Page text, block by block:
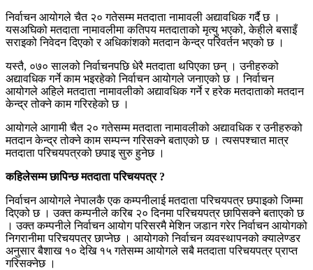
निर्वाचन आयोगले चैत २० गतेसम्म मतदाता नामावली अद्यावधिक गर्दै छ ।
यसअघिको मतदाता नामावलीमा कतिपय मतदाताको मृत्यु भएको, केहीले बसाइँ
सराइको निवेदन दिएको र अधिकांशको मतदान केन्द्र परिवर्तन भएको छ ।
यस्तै, ०७० सालको निर्वाचनपछि धेरै मतदाता थपिएका छन् । उनीहरुको
अद्यावधिक गर्ने काम भइरहेको निर्वाचन आयोगले जनाएको छ । निर्वाचन
आयोगले अहिले मतदाता नामावलीको अद्यावधिक गर्ने र हरेक मतदाताको मतदान
केन्द्र तोक्ने काम गरिरहेको छ ।
आयोगले आगामी चैत २० गतेसम्म मतदाता नामावलीको अद्यावधिक र उनीहरुको
मतदान केन्द्र तोक्ने काम सम्पन्न गरिसक्ने बताएको छ । त्यसपश्चात मात्र
मतदाता परिचयपत्रको छपाइ सुरु हुनेछ ।
कहिलेसम्म छापिन्छ मतदाता परिचयपत्र ?
निर्वाचन आयोगले नेपालकै एक कम्पनीलाई मतदाता परिचयपत्र छपाइको जिम्मा
दिएको छ । उक्त कम्पनीले करिब २० दिनमा परिचयपत्र छापिसक्ने बताएको छ
। उक्त कम्पनीले निर्वाचन आयोग परिसरमै मेशिन जडान गरेर निर्वाचन आयोगको
निगरानीमा परिचयपत्र छाप्नेछ । आयोगको निर्वाचन व्यवस्थापनको क्यालेण्डर
अनुसार बैशाख १० देखि १५ गतेसम्म आयोगले सबै मतदाता परिचयपत्र प्राप्त
गरिसक्नेछ ।